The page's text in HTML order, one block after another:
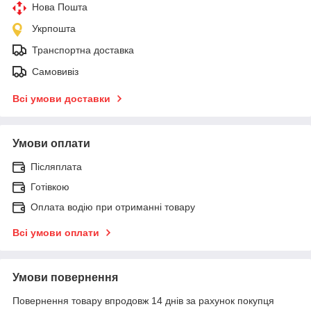
Нова Пошта
Укрпошта
Транспортна доставка
Самовивіз
Всі умови доставки
Умови оплати
Післяплата
Готівкою
Оплата водію при отриманні товару
Всі умови оплати
Умови повернення
Повернення товару впродовж 14 днів за рахунок покупця